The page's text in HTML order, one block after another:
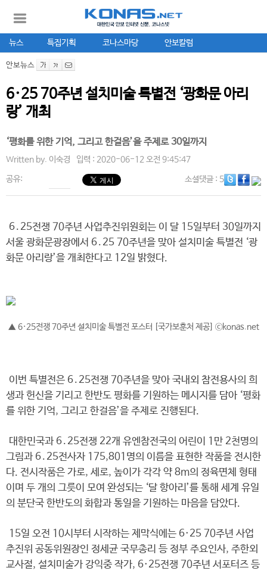
뉴스 특집기획 코나스마당 안보칼럼
안보뉴스
6·25 70주년 설치미술 특별전 ‘광화문 아리
랑’ 개최
‘평화를 위한 기억, 그리고 한걸음’을 주제로 30일까지
Written by. 이숙경 입력 : 2020-06-12 오전 9:45:47
공유: 소셜댓글: 5
6․25전쟁 70주년 사업추진위원회는 이 달 15일부터 30일까지
서울 광화문광장에서 6․25 70주년을 맞아 설치미술 특별전 ‘광
화문 아리랑’을 개최한다고 12일 밝혔다.
▲ 6·25전쟁 70주년 설치미술 특별전 포스터 [국가보훈처 제공] ⓒkonas.net
이번 특별전은 6․25전쟁 70주년을 맞아 국내외 참전용사의 희
생과 헌신을 기리고 한반도 평화를 기원하는 메시지를 담아 ‘평화
를 위한 기억, 그리고 한걸음’을 주제로 진행된다.
대한민국과 6․25전쟁 22개 유엔참전국의 어린이 1만 2천명의
그림과 6․25전사자 175,801명의 이름을 표현한 작품을 전시한
다. 전시작품은 가로, 세로, 높이가 각각 약 8m의 정육면체 형태
이며 두 개의 그릇이 모여 완성되는 ‘달 항아리’를 통해 세계 유일
의 분단국 한반도의 화합과 통일을 기원하는 마음을 담았다.
15일 오전 10시부터 시작하는 제막식에는 6·25 70주년 사업
추진위 공동위원장인 정세균 국무총리 등 정부 주요인사, 주한외
교사절, 설치미술가 강익중 작가, 6·25전쟁 70주년 서포터즈 등